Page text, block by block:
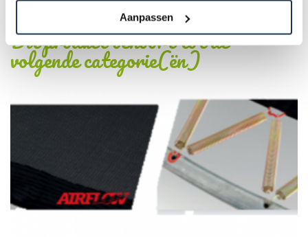
Aanpassen
Dit product behoort tot de
volgende categorie(ën)